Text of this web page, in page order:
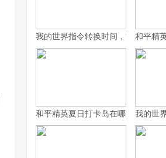
我的世界指令转换时间，方块宇宙
和平精
和平精英夏日打卡岛在哪里：探寻
我的世